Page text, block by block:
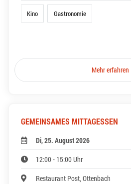
Kino Gastronomie
Mehr erfahren
GEMEINSAMES MITTAGESSEN
Di, 25. August 2026
12:00 - 15:00 Uhr
Restaurant Post, Ottenbach